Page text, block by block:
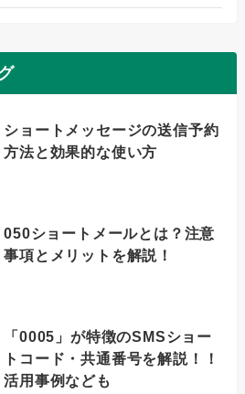
ショートメッセージの送信予約
方法と効果的な使い方
050ショートメールとは？注意
事項とメリットを解説！
「0005」が特徴のSMSショー
トコード・共通番号を解説！！
活用事例なども